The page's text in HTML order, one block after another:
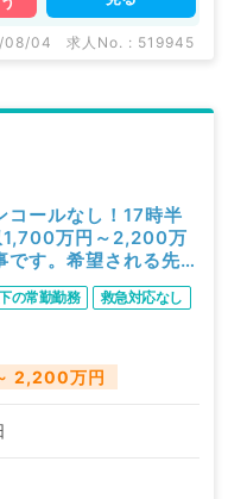
08/04 求人No. : 519945
コールなし！17時半
万円～2,200万
す。希望される先生
の常勤勤務
救急対応なし
2,200万円